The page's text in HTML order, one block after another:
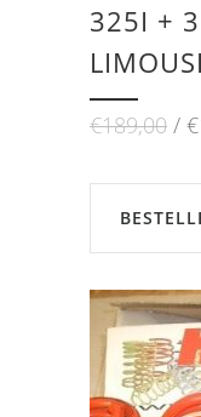
325I +
€189,00 €